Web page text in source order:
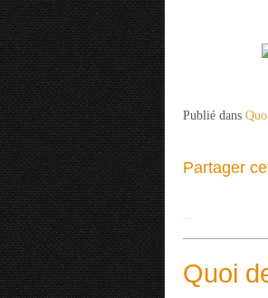
Publié dans
Partager
Quoi